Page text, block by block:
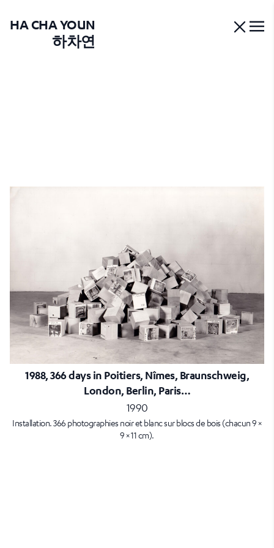
HA CHA YOUN
하차연
1988, 366 days in Poitiers, Nîmes, Braunschweig,
London, Berlin, Paris…
1990
Installation. 366 photographies noir et blanc sur blocs de bois (chacun 9 ×
9 × 11 cm).